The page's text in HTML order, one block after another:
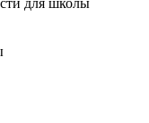
для школы